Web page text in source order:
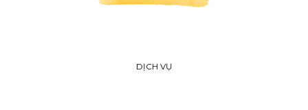
DỊCH VỤ